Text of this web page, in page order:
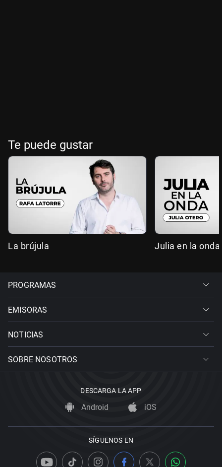
Te puede gustar
La brújula Julia en la onda
PROGRAMAS
EMISORAS
NOTICIAS
SOBRE NOSOTROS
DESCARGA LA APP
Android iOS
SÍGUENOS EN